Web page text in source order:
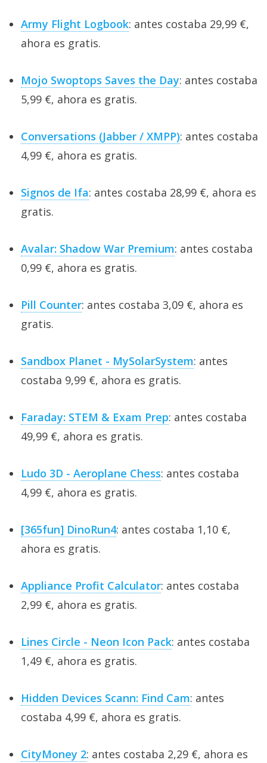
Army Flight Logbook: antes costaba 29,99 €,
ahora es gratis.
Mojo Swoptops Saves the Day: antes costaba
5,99 €, ahora es gratis.
Conversations (Jabber / XMPP): antes costaba
4,99 €, ahora es gratis.
Signos de Ifa: antes costaba 28,99 €, ahora es
gratis.
Avalar: Shadow War Premium: antes costaba
0,99 €, ahora es gratis.
Pill Counter: antes costaba 3,09 €, ahora es
gratis.
Sandbox Planet - MySolarSystem: antes
costaba 9,99 €, ahora es gratis.
Faraday: STEM & Exam Prep: antes costaba
49,99 €, ahora es gratis.
Ludo 3D - Aeroplane Chess: antes costaba
4,99 €, ahora es gratis.
[365fun] DinoRun4: antes costaba 1,10 €,
ahora es gratis.
Appliance Profit Calculator: antes costaba
2,99 €, ahora es gratis.
Lines Circle - Neon Icon Pack: antes costaba
1,49 €, ahora es gratis.
Hidden Devices Scann: Find Cam: antes
costaba 4,99 €, ahora es gratis.
CityMoney 2: antes costaba 2,29 €, ahora es